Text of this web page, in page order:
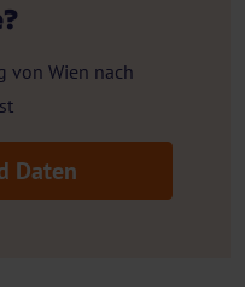
von Wien nach
Daten